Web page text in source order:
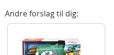
En ideel gave til børn, der elsker
Indeholder:
Andre forslag til dig: